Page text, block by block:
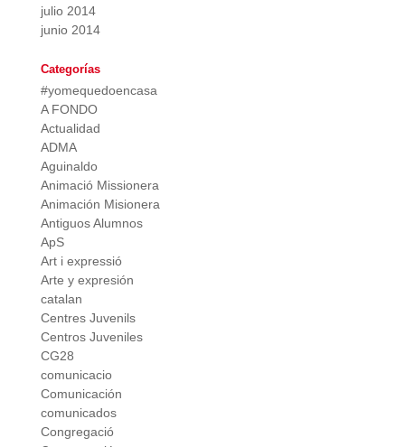
julio 2014
junio 2014
Categorías
#yomequedoencasa
A FONDO
Actualidad
ADMA
Aguinaldo
Animació Missionera
Animación Misionera
Antiguos Alumnos
ApS
Art i expressió
Arte y expresión
catalan
Centres Juvenils
Centros Juveniles
CG28
comunicacio
Comunicación
comunicados
Congregació